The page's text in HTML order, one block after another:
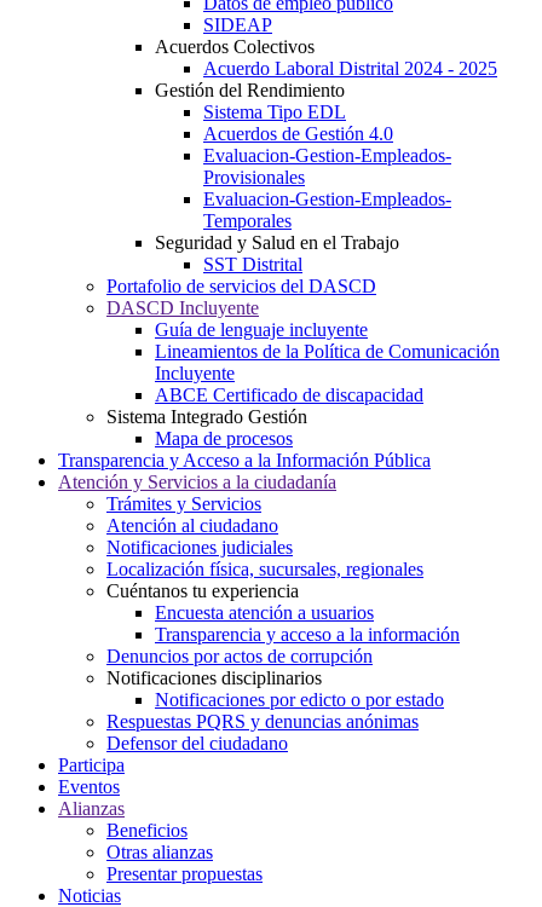
SIDEAP
Acuerdos Colectivos
Acuerdo Laboral Distrital 2024 - 2025
Gestión del Rendimiento
Sistema Tipo EDL
Acuerdos de Gestión 4.0
Evaluacion-Gestion-Empleados-
Provisionales
Evaluacion-Gestion-Empleados-
Temporales
Seguridad y Salud en el Trabajo
SST Distrital
Portafolio de servicios del DASCD
DASCD Incluyente
Guía de lenguaje incluyente
Lineamientos de la Política de Comunicación
Incluyente
ABCE Certificado de discapacidad
Sistema Integrado Gestión
Mapa de procesos
Transparencia y Acceso a la Información Pública
Atención y Servicios a la ciudadanía
Trámites y Servicios
Atención al ciudadano
Notificaciones judiciales
Localización física, sucursales, regionales
Cuéntanos tu experiencia
Encuesta atención a usuarios
Transparencia y acceso a la información
Denuncios por actos de corrupción
Notificaciones disciplinarios
Notificaciones por edicto o por estado
Respuestas PQRS y denuncias anónimas
Defensor del ciudadano
Participa
Eventos
Alianzas
Beneficios
Otras alianzas
Presentar propuestas
Noticias